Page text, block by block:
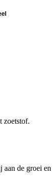
zoetstof.
aan de groei en